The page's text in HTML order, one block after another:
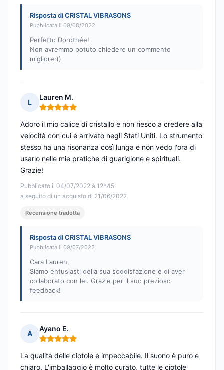
Risposta di CRISTAL VIBRASONS
Pubblicata il 09/08/2022
Perfetto Dorothée!
Non avremmo potuto chiedere un commento
migliore:))
L
Lauren M.
Nota: 5 su 5
Pubblicato il 04/07/2022 à 12h45
a seguito di un acquisto di 21/06/2022
Adoro il mio calice di cristallo e non riesco a credere alla
velocità con cui è arrivato negli Stati Uniti. Lo strumento
stesso ha una risonanza così lunga e non vedo l'ora di
usarlo nelle mie pratiche di guarigione e spirituali.
Grazie!
Recensione tradotta
Risposta di CRISTAL VIBRASONS
Pubblicata il 09/07/2022
Cara Lauren,
Siamo entusiasti della sua soddisfazione e di aver
collaborato con lei. Grazie per il suo prezioso
feedback!
A
Ayano E.
Nota: 5 su 5
La qualità delle ciotole è impeccabile. Il suono è puro e
chiaro. L'imballaggio è molto curato, tutte le ciotole